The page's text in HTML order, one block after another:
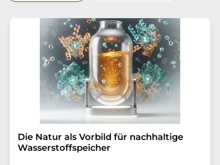
Die Natur als Vorbild für nachhaltige
Wasserstoffspeicher